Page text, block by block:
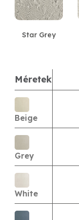
Star Grey
Méretek
Beige
Grey
White